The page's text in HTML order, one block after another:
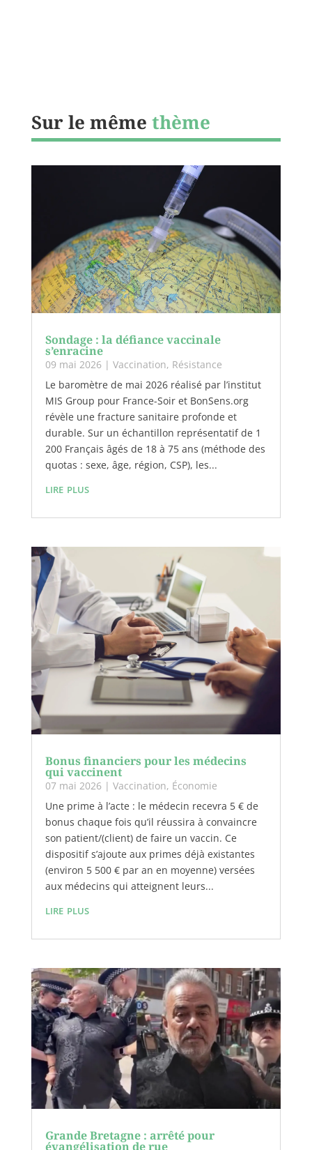
Sur le même thème
Sondage : la défiance vaccinale
s’enracine
09 mai 2026| Vaccination, Résistance
Le baromètre de mai 2026 réalisé par l’institut
MIS Group pour France-Soir et BonSens.org
révèle une fracture sanitaire profonde et
durable. Sur un échantillon représentatif de 1
200 Français âgés de 18 à 75 ans (méthode des
quotas : sexe, âge, région, CSP), les...
lire plus
Bonus financiers pour les médecins
qui vaccinent
07 mai 2026| Vaccination, Économie
Une prime à l’acte : le médecin recevra 5 € de
bonus chaque fois qu’il réussira à convaincre
son patient/(client) de faire un vaccin. Ce
dispositif s’ajoute aux primes déjà existantes
(environ 5 500 € par an en moyenne) versées
aux médecins qui atteignent leurs...
lire plus
Grande Bretagne : arrêté pour
évangélisation de rue